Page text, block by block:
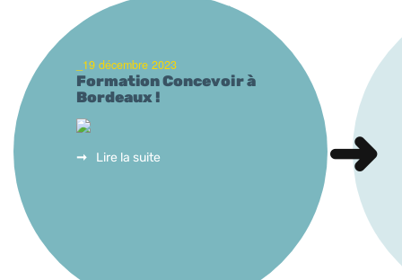
_19 décembre 2023
Formation Concevoir à
Bordeaux !
Lire la suite